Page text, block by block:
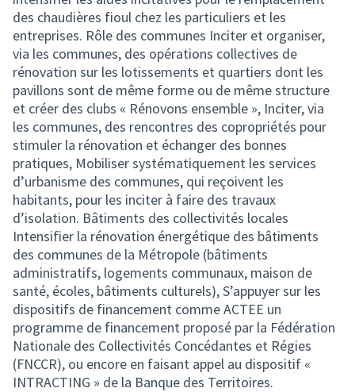
des chaudières fioul chez les particuliers et les
entreprises. Rôle des communes Inciter et organiser,
via les communes, des opérations collectives de
rénovation sur les lotissements et quartiers dont les
pavillons sont de même forme ou de même structure
et créer des clubs « Rénovons ensemble », Inciter, via
les communes, des rencontres des copropriétés pour
stimuler la rénovation et échanger des bonnes
pratiques, Mobiliser systématiquement les services
d’urbanisme des communes, qui reçoivent les
habitants, pour les inciter à faire des travaux
d’isolation. Bâtiments des collectivités locales
Intensifier la rénovation énergétique des bâtiments
des communes de la Métropole (bâtiments
administratifs, logements communaux, maison de
santé, écoles, bâtiments culturels), S’appuyer sur les
dispositifs de financement comme ACTEE un
programme de financement proposé par la Fédération
Nationale des Collectivités Concédantes et Régies
(FNCCR), ou encore en faisant appel au dispositif «
INTRACTING » de la Banque des Territoires.